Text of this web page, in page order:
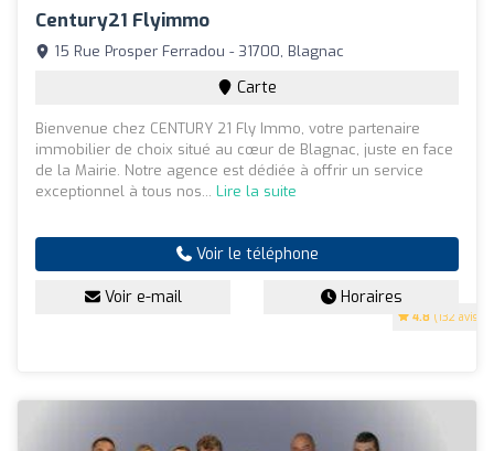
Century21 Flyimmo
4.8 (132 avis)
15 Rue Prosper Ferradou - 31700, Blagnac
Carte
Bienvenue chez CENTURY 21 Fly Immo, votre partenaire
immobilier de choix situé au cœur de Blagnac, juste en face
de la Mairie. Notre agence est dédiée à offrir un service
exceptionnel à tous nos... Lire la suite
Voir le téléphone
Voir e-mail Horaires